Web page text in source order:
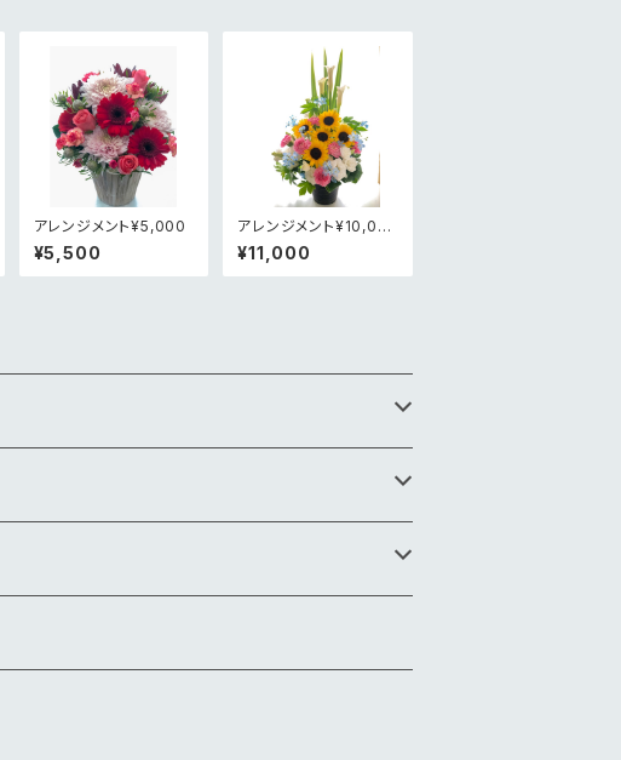
アレンジメント¥5,000
¥5,500
アレンジメント¥10,00
0
¥11,000